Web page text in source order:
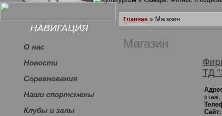
НАВИГАЦИЯ
О нас
Новости
Соревнования
Наши спортсмены
Клубы и залы
Главная » Магазин
Магазин
ТД
Сайт: